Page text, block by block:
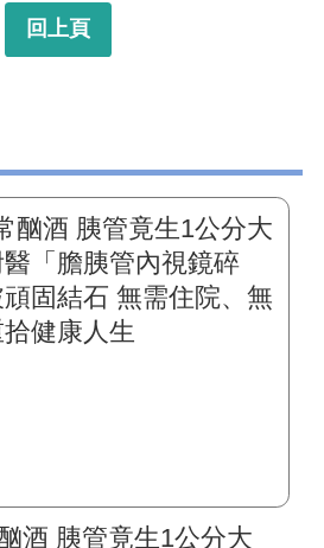
回上頁
酒 胰管竟生1公分大